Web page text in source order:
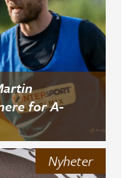
for A-
Nyheter